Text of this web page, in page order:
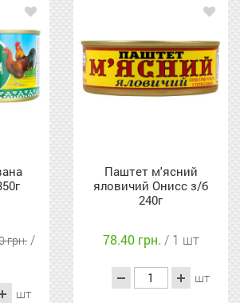
грн. /
шт
Паштет м'ясний
яловичий Онисс з/б
240г
78.40 грн. / 1 шт
шт